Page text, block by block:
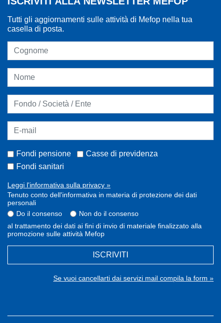
Tutti gli aggiornamenti sulle attività di Mefop nella tua
casella di posta.
Fondi pensione
Casse di previdenza
Fondi sanitari
Leggi l'informativa sulla privacy »
Tenuto conto dell'informativa in materia di protezione dei dati
personali
Do il consenso
Non do il consenso
al trattamento dei dati ai fini di invio di materiale finalizzato alla
promozione sulle attività Mefop
ISCRIVITI
Se vuoi cancellarti dai servizi mail compila la form »